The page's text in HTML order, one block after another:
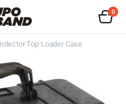
0
Top Loader Case